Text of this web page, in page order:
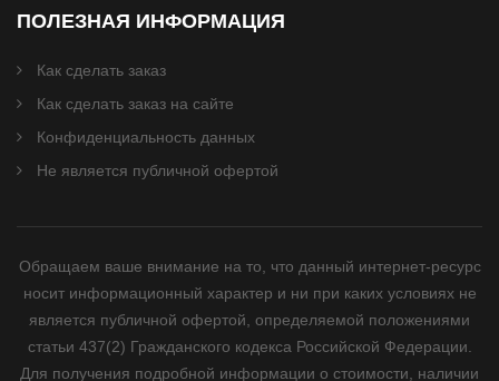
ПОЛЕЗНАЯ ИНФОРМАЦИЯ
Как сделать заказ
Как сделать заказ на сайте
Конфиденциальность данных
Не является публичной офертой
Обращаем ваше внимание на то, что данный интернет-ресурс
носит информационный характер и ни при каких условиях не
является публичной офертой, определяемой положениями
статьи 437(2) Гражданского кодекса Российской Федерации.
Для получения подробной информации о стоимости, наличии